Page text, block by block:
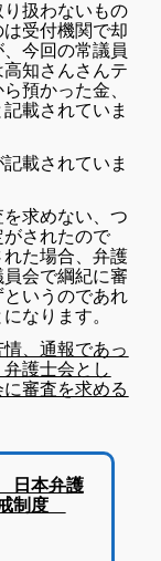
扱わないもの
受付機関で却
今回の常議員
知さんさんテ
預かった金、
載されていま
載されていま
求めない、つ
がされたので
た場合、弁護
会で綱紀に審
いうのであれ
なります。
、通報であっ
護士会とし
審査を求める
日本弁護
制度